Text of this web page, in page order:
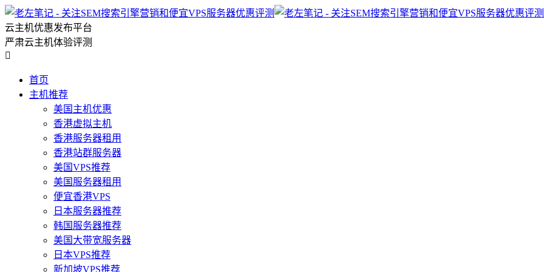
云主机优惠发布平台
严肃云主机体验评测

首页
主机推荐
美国主机优惠
香港虚拟主机
香港服务器租用
香港站群服务器
美国VPS推荐
美国服务器租用
便宜香港VPS
日本服务器推荐
韩国服务器推荐
美国大带宽服务器
日本VPS推荐
新加坡VPS推荐